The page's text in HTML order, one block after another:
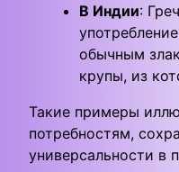
В Индии:
обычным
крупы, из
Такие примеры
потребностям,
универсальности в